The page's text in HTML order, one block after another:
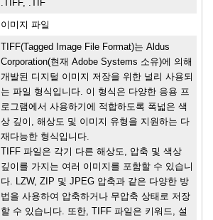
.TIFF, .TIF
이미지 파일
TIFF(Tagged Image File Format)는 Aldus
Corporation(현재 Adobe Systems 소유)에 의해
개발된 디지털 이미지 저장을 위한 널리 사용되
는 파일 형식입니다. 이 형식은 다양한 응용 프
로그램에서 사용하기에 적합하도록 폭넓은 색
상 깊이, 해상도 및 이미지 유형을 지원하는 다
재다능한 형식입니다.
TIFF 파일은 각기 다른 해상도, 압축 및 색상
깊이를 가지는 여러 이미지를 포함할 수 있습니
다. LZW, ZIP 및 JPEG 압축과 같은 다양한 방
법을 사용하여 압축하거나 무압축 상태로 저장
할 수 있습니다. 또한, TIFF 파일은 키워드, 설